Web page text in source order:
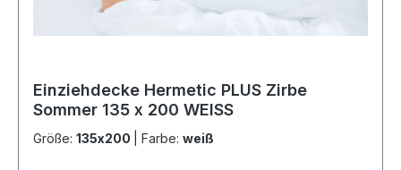
Einziehdecke Hermetic PLUS Zirbe
Sommer 135 x 200 WEISS
Größe: 135x200 Farbe: weiß